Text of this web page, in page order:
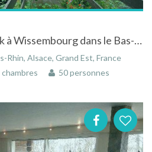
Hotel Moulin de la Walk à Wissembourg dans le Bas-Rhin
Rhin, Alsace, Grand Est, France
chambres 50 personnes